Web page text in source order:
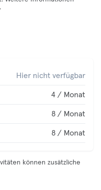
Hier nicht verfügbar
4 / Monat
8 / Monat
8 / Monat
können zusätzliche